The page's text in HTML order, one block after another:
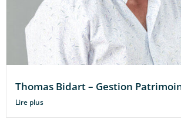
Thomas Bidart – Gestion
Lire plus